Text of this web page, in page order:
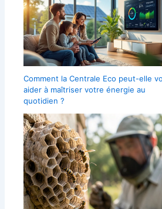
Comment la Centrale Eco peut-elle
aider à maîtriser votre énergie au
quotidien ?